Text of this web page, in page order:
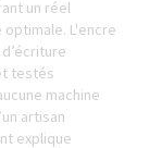
un réel
L'encre
testés
machine
artisan
explique